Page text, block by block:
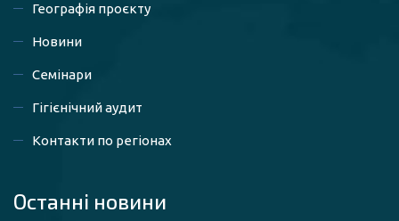
Географія проєкту
Новини
Семінари
Гігієнічний аудит
Контакти по регіонах
Останні новини